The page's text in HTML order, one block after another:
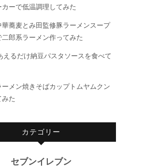
ーで低温調理してみた
蕎麦とみ田監修豚ラーメンスープ
二郎系ラーメン作ってみた
えるだけ納豆パスタソースを食べて
メン焼きそばカップトムヤムクン
た
カテゴリー
セブンイレブン